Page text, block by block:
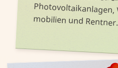
mobilien und Rentner.